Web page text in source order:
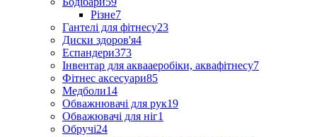
Різне7
Гантелі для фітнесу23
Диски здоров'я4
Еспандери373
Інвентар для аквааеробіки, аквафітнесу7
Фітнес аксесуари85
Медболи14
Обважнювачі для рук19
Обважювачі для ніг1
Обручі24